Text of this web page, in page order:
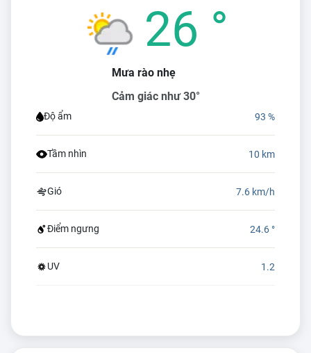
26 °
Mưa rào nhẹ
Cảm giác như 30°
Độ ẩm 93 %
Tầm nhìn 10 km
Gió 7.6 km/h
Điểm ngưng 24.6 °
UV 1.2